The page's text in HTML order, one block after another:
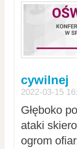
cywilnej
2022-03-15
Głęboko
ataki
ogrom